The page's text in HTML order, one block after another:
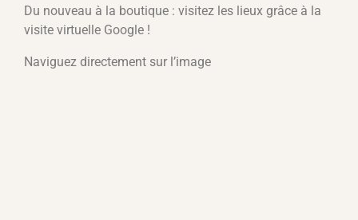
Du nouveau à la boutique : visitez les lieux grâce à la
visite virtuelle Google !
Naviguez directement sur l’image